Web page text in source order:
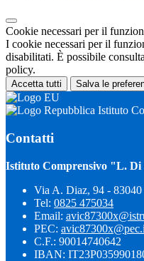
Cookie necessari per il
I cookie necessari per il
disabilitati. È possibile
policy.
Accetta tutti Salva le
Istituto
Contatti
Istituto Comprensivo "L. Di
Via A. Diaz, 94 -
Tel: 0825 475034
Email:
PEC:
C.F.: 90014740642
IBAN: